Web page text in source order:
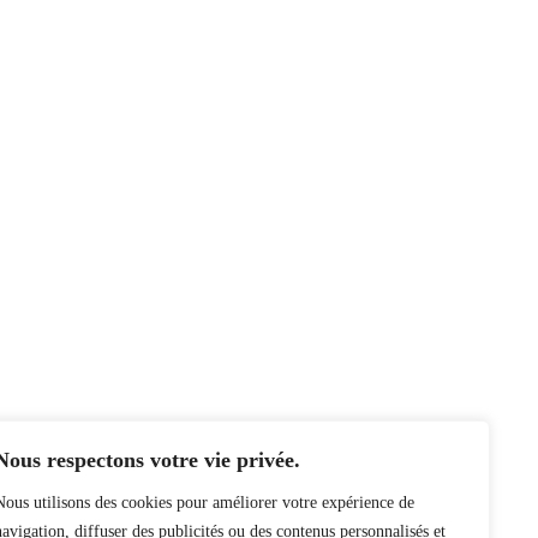
respectons votre vie privée.
utilisons des cookies pour améliorer votre expérience de
diffuser des publicités ou des contenus personnalisés et